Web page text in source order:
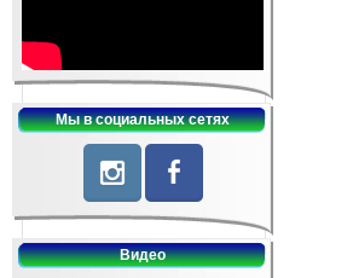
Мы в социальных сетях
Видео